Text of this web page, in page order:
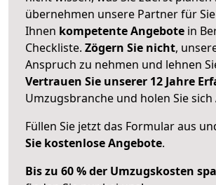
übernehmen unsere Partner für
Ihnen kompetente Angebote in
Checkliste. Zögern Sie nicht,
Anspruch zu nehmen und lehnen
Vertrauen Sie unserer 12 Jahre
Umzugsbranche und holen Sie sich
Füllen Sie jetzt das Formular aus
Sie kostenlose Angebote.
Bis zu 60 % der Umzugskosten